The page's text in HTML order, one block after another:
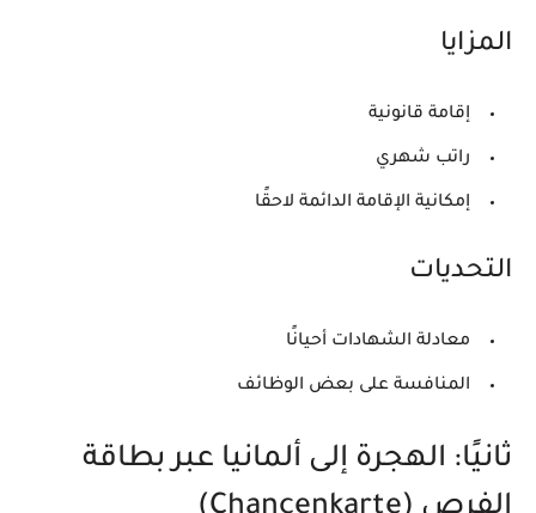
المزايا
إقامة قانونية
راتب شهري
إمكانية الإقامة الدائمة لاحقًا
التحديات
معادلة الشهادات أحيانًا
المنافسة على بعض الوظائف
ثانيًا: الهجرة إلى ألمانيا عبر بطاقة